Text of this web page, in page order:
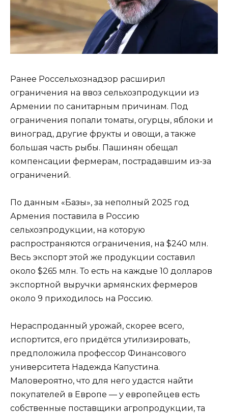
Ранее Россельхознадзор расширил
ограничения на ввоз сельхозпродукции из
Армении по санитарным причинам. Под
ограничения попали томаты, огурцы, яблоки и
виноград, другие фрукты и овощи, а также
большая часть рыбы. Пашинян обещал
компенсации фермерам, пострадавшим из-за
ограничений.
По данным «Базы», за неполный 2025 год
Армения поставила в Россию
сельхозпродукции, на которую
распространяются ограничения, на $240 млн.
Весь экспорт этой же продукции составил
около $265 млн. То есть на каждые 10 долларов
экспортной выручки армянских фермеров
около 9 приходилось на Россию.
Нераспроданный урожай, скорее всего,
испортится, его придётся утилизировать,
предположила профессор Финансового
университета Надежда Капустина.
Маловероятно, что для него удастся найти
покупателей в Европе — у европейцев есть
собственные поставщики агропродукции, та